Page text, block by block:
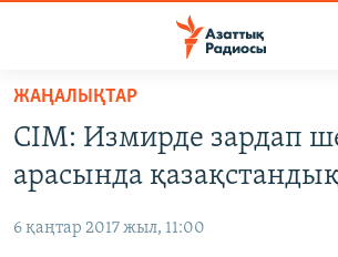
Skip
main
content
Skip
to
AZATTYQTV
ҚАҢТАР ОҚИҒАСЫ
ЖАҢАЛЫҚТАР
СІМ: Измирде зардап
арасында
6 қаңтар 2017 жыл, 11:00